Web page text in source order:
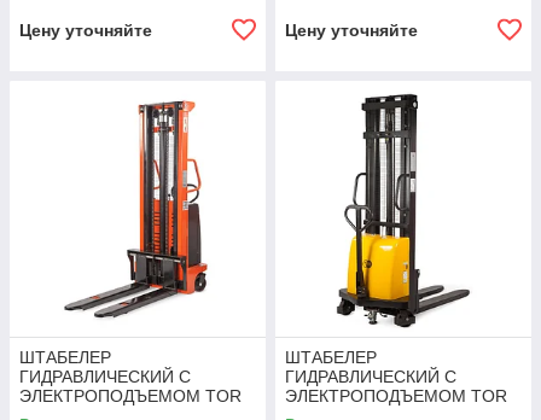
Цену уточняйте Цену уточняйте
ШТАБЕЛЕР
ГИДРАВЛИЧЕСКИЙ С
ЭЛЕКТРОПОДЪЕМОМ TOR
10/35, 1 Т 3,5 М (CTD)
ШТАБЕЛЕР
ГИДРАВЛИЧЕСКИЙ С
ЭЛЕКТРОПОДЪЕМОМ TOR
1Т 3,5М DYC1035